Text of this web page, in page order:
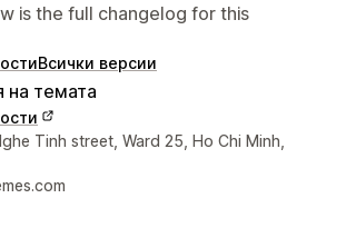
is the full changelog for this
Всички версии
на темата
с дизайнера
Tinh street, Ward 25, Ho Chi Minh,